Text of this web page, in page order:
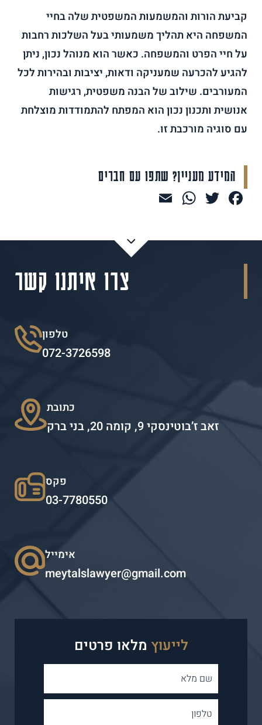
קביעת הורות והמשמעות המשפטית שלה בחיי
המשפחה היא תהליך משמעותי בעל השלכות רחבות
על חיי הפרט והמשפחה. כאשר הוא מנוהל נכון, ניתן
להגיע להכרעה שמעניקה ודאות, יציבות ובהירות לכל
המעורבים. שילוב של הבנה משפטית, רגישות
אנושית ותכנון נכון הוא המפתח להתמודדות מוצלחת
עם סוגיה מורכבת זו.
המידע מעניין? שתפו עם חברים
Facebook
Twitter
WhatsApp
צרו איתנו קשר
טלפון
072-3726598
כתובת
זאב ז’בוטינסקי 9, קומה 20, בני ברק
פקס
03-7780550
אימייל
meytalslawyer@gmail.com
לייעוץ מלאו פרטים